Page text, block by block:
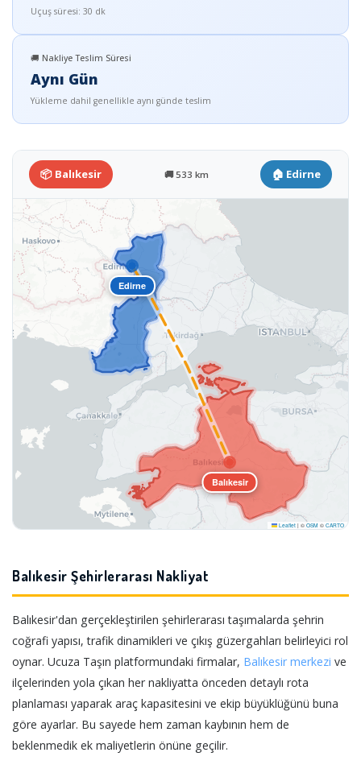
Uçuş süresi: 30 dk
🚚 Nakliye Teslim Süresi
Aynı Gün
Yükleme dahil genellikle aynı günde teslim
📦 Balıkesir 🚚 533 km 🏠 Edirne
Balıkesir
Edirne
Leaflet | © OSM © CARTO
Balıkesir Şehirlerarası Nakliyat
Balıkesir'dan gerçekleştirilen şehirlerarası taşımalarda şehrin
coğrafi yapısı, trafik dinamikleri ve çıkış güzergahları belirleyici rol
oynar. Ucuza Taşın platformundaki firmalar, Balıkesir merkezi ve
ilçelerinden yola çıkan her nakliyatta önceden detaylı rota
planlaması yaparak araç kapasitesini ve ekip büyüklüğünü buna
göre ayarlar. Bu sayede hem zaman kaybının hem de
beklenmedik ek maliyetlerin önüne geçilir.